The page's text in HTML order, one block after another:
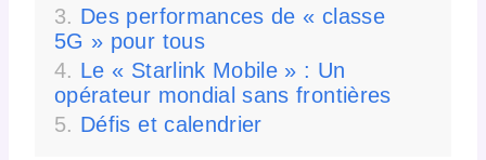
Des performances de « classe
5G » pour tous
Le « Starlink Mobile » : Un
opérateur mondial sans frontières
Défis et calendrier